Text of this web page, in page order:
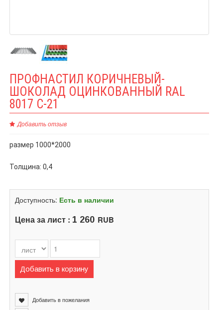
ПРОФНАСТИЛ КОРИЧНЕВЫЙ-
ШОКОЛАД ОЦИНКОВАННЫЙ RAL
8017 C-21
Добавить отзыв
размер 1000*2000
Толщина: 0,4
Доступность: Есть в наличии
Цена за лист : 1 260 RUB
Добавить в корзину
Добавить в пожелания